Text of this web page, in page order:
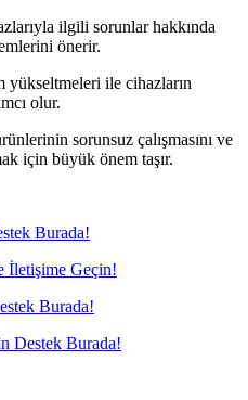
ilgili sorunlar hakkında
önerir.
yükseltmeleri ile cihazların
olur.
sorunsuz çalışmasını ve
için büyük önem taşır.
Burada!
İletişime Geçin!
Burada!
Destek Burada!